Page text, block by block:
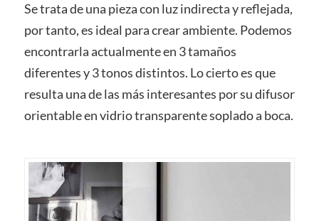
Se trata de una pieza con luz indirecta y reflejada,
por tanto, es ideal para crear ambiente. Podemos
encontrarla actualmente en 3 tamaños
diferentes y 3 tonos distintos. Lo cierto es que
resulta una de las más interesantes por su difusor
orientable en vidrio transparente soplado a boca.